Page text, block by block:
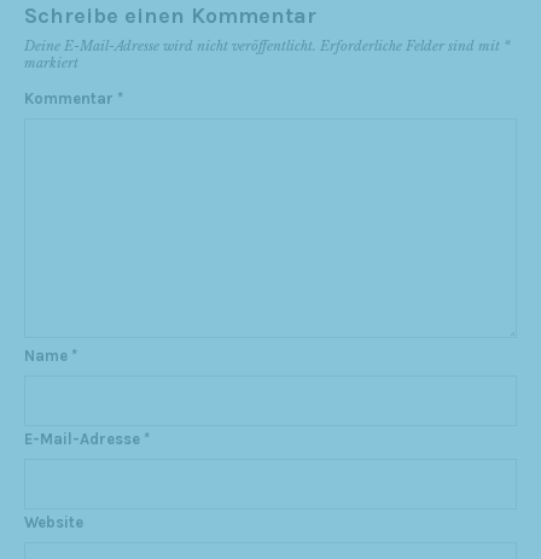
Schreibe einen Kommentar
Deine E-Mail-Adresse wird nicht veröffentlicht. Erforderliche Felder sind mit *
markiert
Kommentar *
Name *
E-Mail-Adresse *
Website